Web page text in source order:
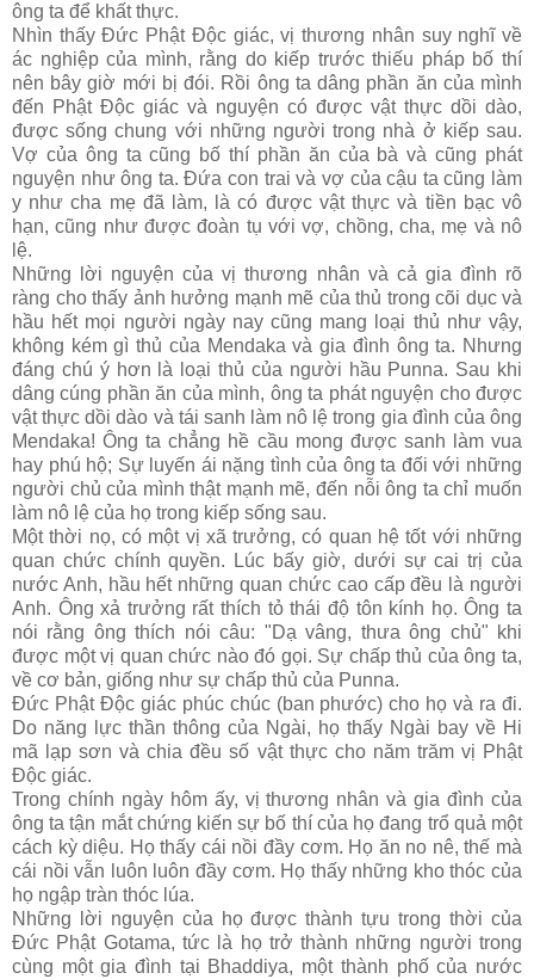
ông ta để khất thực.
Nhìn thấy Ðức Phật Ðộc giác, vị thương nhân suy nghĩ về
ác nghiệp của mình, rằng do kiếp trước thiếu pháp bố thí
nên bây giờ mới bị đói. Rồi ông ta dâng phần ăn của mình
đến Phật Ðộc giác và nguyện có được vật thực dồi dào,
được sống chung với những người trong nhà ở kiếp sau.
Vợ của ông ta cũng bố thí phần ăn của bà và cũng phát
nguyện như ông ta. Ðứa con trai và vợ của cậu ta cũng làm
y như cha mẹ đã làm, là có được vật thực và tiền bạc vô
hạn, cũng như được đoàn tụ với vợ, chồng, cha, mẹ và nô
lệ.
Những lời nguyện của vị thương nhân và cả gia đình rõ
ràng cho thấy ảnh hưởng mạnh mẽ của thủ trong cõi dục và
hầu hết mọi người ngày nay cũng mang loại thủ như vậy,
không kém gì thủ của Mendaka và gia đình ông ta. Nhưng
đáng chú ý hơn là loại thủ của người hầu Punna. Sau khi
dâng cúng phần ăn của mình, ông ta phát nguyện cho được
vật thực dồi dào và tái sanh làm nô lệ trong gia đình của ông
Mendaka! Ông ta chẳng hề cầu mong được sanh làm vua
hay phú hộ; Sự luyến ái nặng tình của ông ta đối với những
người chủ của mình thật mạnh mẽ, đến nỗi ông ta chỉ muốn
làm nô lệ của họ trong kiếp sống sau.
Một thời nọ, có một vị xã trưởng, có quan hệ tốt với những
quan chức chính quyền. Lúc bấy giờ, dưới sự cai trị của
nước Anh, hầu hết những quan chức cao cấp đều là người
Anh. Ông xả trưởng rất thích tỏ thái độ tôn kính họ. Ông ta
nói rằng ông thích nói câu: "Dạ vâng, thưa ông chủ" khi
được một vị quan chức nào đó gọi. Sự chấp thủ của ông ta,
về cơ bản, giống như sự chấp thủ của Punna.
Ðức Phật Ðộc giác phúc chúc (ban phước) cho họ và ra đi.
Do năng lực thần thông của Ngài, họ thấy Ngài bay về Hi
mã lạp sơn và chia đều số vật thực cho năm trăm vị Phật
Ðộc giác.
Trong chính ngày hôm ấy, vị thương nhân và gia đình của
ông ta tận mắt chứng kiến sự bố thí của họ đang trổ quả một
cách kỳ diệu. Họ thấy cái nồi đầy cơm. Họ ăn no nê, thế mà
cái nồi vẫn luôn luôn đầy cơm. Họ thấy những kho thóc của
họ ngập tràn thóc lúa.
Những lời nguyện của họ được thành tựu trong thời của
Ðức Phật Gotama, tức là họ trở thành những người trong
cùng một gia đình tại Bhaddiya, một thành phố của nước